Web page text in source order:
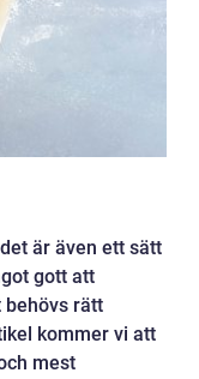
är även ett sätt
gott att
behövs rätt
kommer vi att
mest